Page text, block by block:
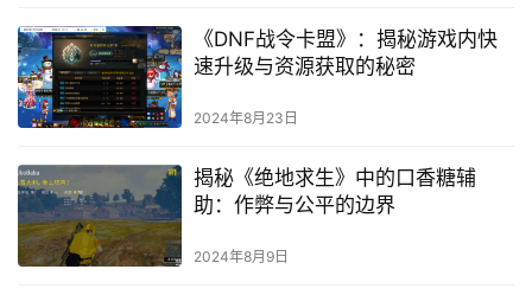
《DNF战令卡盟》：揭秘游戏内快
速升级与资源获取的秘密
2024年8月23日
揭秘《绝地求生》中的口香糖辅
助：作弊与公平的边界
2024年8月9日